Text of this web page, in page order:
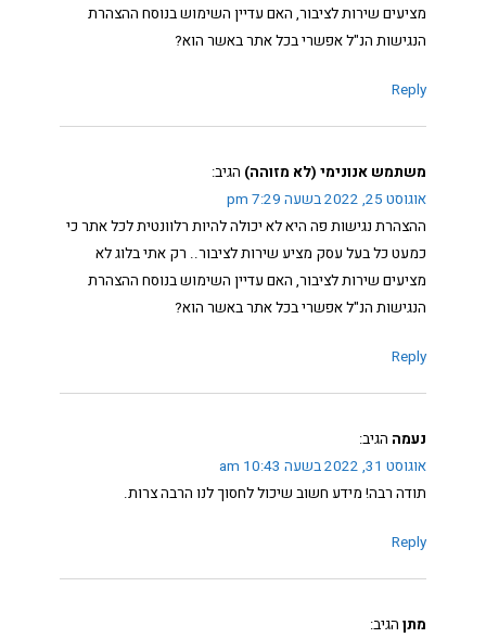
מציעים שירות לציבור, האם עדיין השימוש בנוסח ההצהרת
הנגישות הנ"ל אפשרי בכל אתר באשר הוא?
Reply
משתמש אנונימי (לא מזוהה) הגיב:
אוגוסט 25, 2022 בשעה 7:29 pm
ההצהרת נגישות פה היא לא יכולה להיות רלוונטית לכל אתר כי
כמעט כל בעל עסק מציע שירות לציבור.. רק אתי בלוג לא
מציעים שירות לציבור, האם עדיין השימוש בנוסח ההצהרת
הנגישות הנ"ל אפשרי בכל אתר באשר הוא?
Reply
נעמה הגיב:
אוגוסט 31, 2022 בשעה 10:43 am
תודה רבה! מידע חשוב שיכול לחסוך לנו הרבה צרות.
Reply
מתן הגיב: